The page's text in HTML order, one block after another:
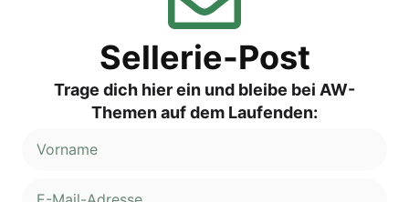
Sellerie-Post
Trage dich hier ein und bleibe bei AW-
Themen auf dem Laufenden: